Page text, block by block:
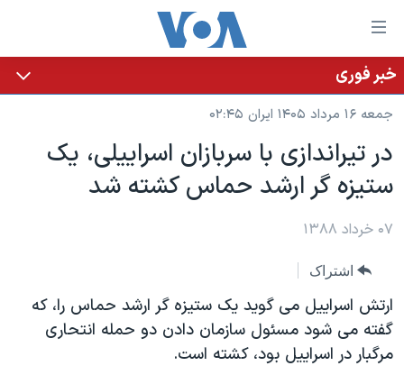
لینکهای
قابل
دسترسی
جهش
محتوای
اصلی
به
اصلی
جهش
به
جستجو
خانه
نسخه سبک وب‌سایت
موضوع ها
ایران
آمریکا
گزیده‌ها
ویژه برنامه‌ها
برنامه های تلویزیونی
جدول برنامه ها
صفحه‌های ویژه
عملیات خشم حماسی
۲۵۰سالگی آمریکا
فرکانس‌های صدای آمریکا
پخش رادیویی
یادگیری زبان انگلیسی
خبر فوری
جمعه ۱۶ مرداد ۱۴۰۵ ایران ۰۲:۴۵
در تیراندازی با سربازان اسراییلی، یک
ستیزه گر ارشد حماس کشته شد
۰۷ خرداد ۱۳۸۸
اشتراک
ارتش اسراییل می گوید یک ستیزه گر ارشد حماس را، که
گفته می شود مسئول سازمان دادن دو حمله انتحاری
مرگبار در اسراییل بود، کشته است.